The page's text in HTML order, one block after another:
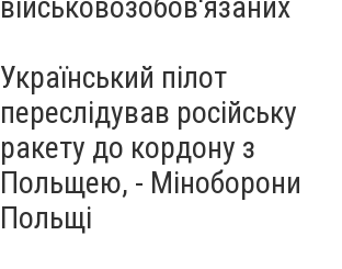
Український пілот
переслідував російську
ракету до кордону з
Польщею, - Міноборони
Польщі